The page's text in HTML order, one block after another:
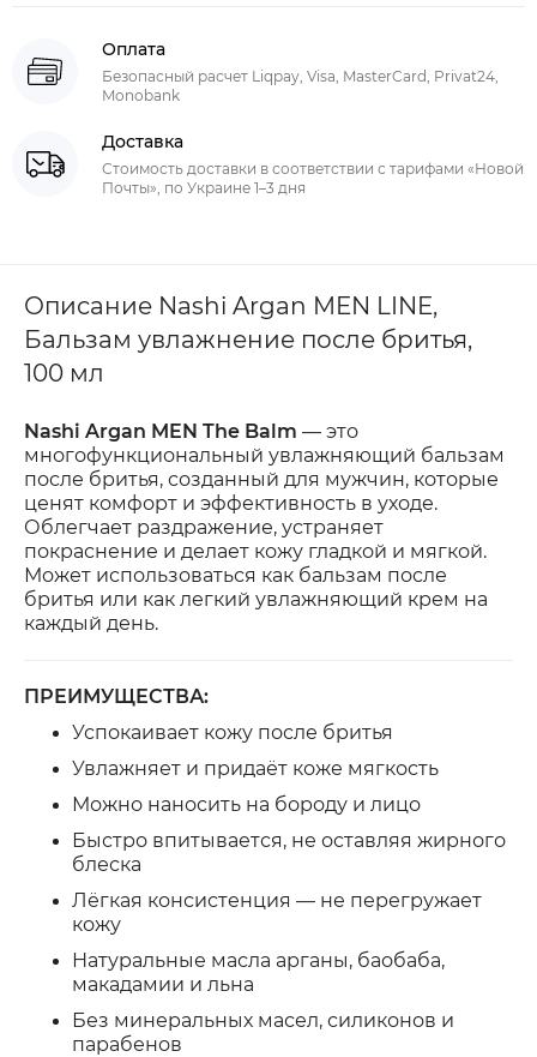
Оплата
Безопасный расчет Liqpay, Visa, MasterCard, Privat24,
Monobank
Доставка
Стоимость доставки в соответствии с тарифами «Новой
Почты», по Украине 1–3 дня
Описание Nashi Argan MEN LINE,
Бальзам увлажнение после бритья,
100 мл
Nashi Argan MEN The Balm — это
многофункциональный увлажняющий бальзам
после бритья, созданный для мужчин, которые
ценят комфорт и эффективность в уходе.
Облегчает раздражение, устраняет
покраснение и делает кожу гладкой и мягкой.
Может использоваться как бальзам после
бритья или как легкий увлажняющий крем на
каждый день.
ПРЕИМУЩЕСТВА:
Успокаивает кожу после бритья
Увлажняет и придаёт коже мягкость
Можно наносить на бороду и лицо
Быстро впитывается, не оставляя жирного
блеска
Лёгкая консистенция — не перегружает
кожу
Натуральные масла арганы, баобаба,
макадамии и льна
Без минеральных масел, силиконов и
парабенов